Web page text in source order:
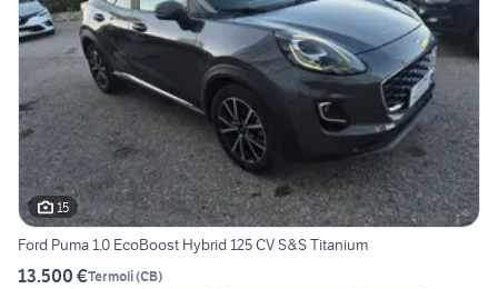
15
Ford Puma 1.0 EcoBoost Hybrid 125 CV S&S Titanium
13.500 €Termoli(CB)